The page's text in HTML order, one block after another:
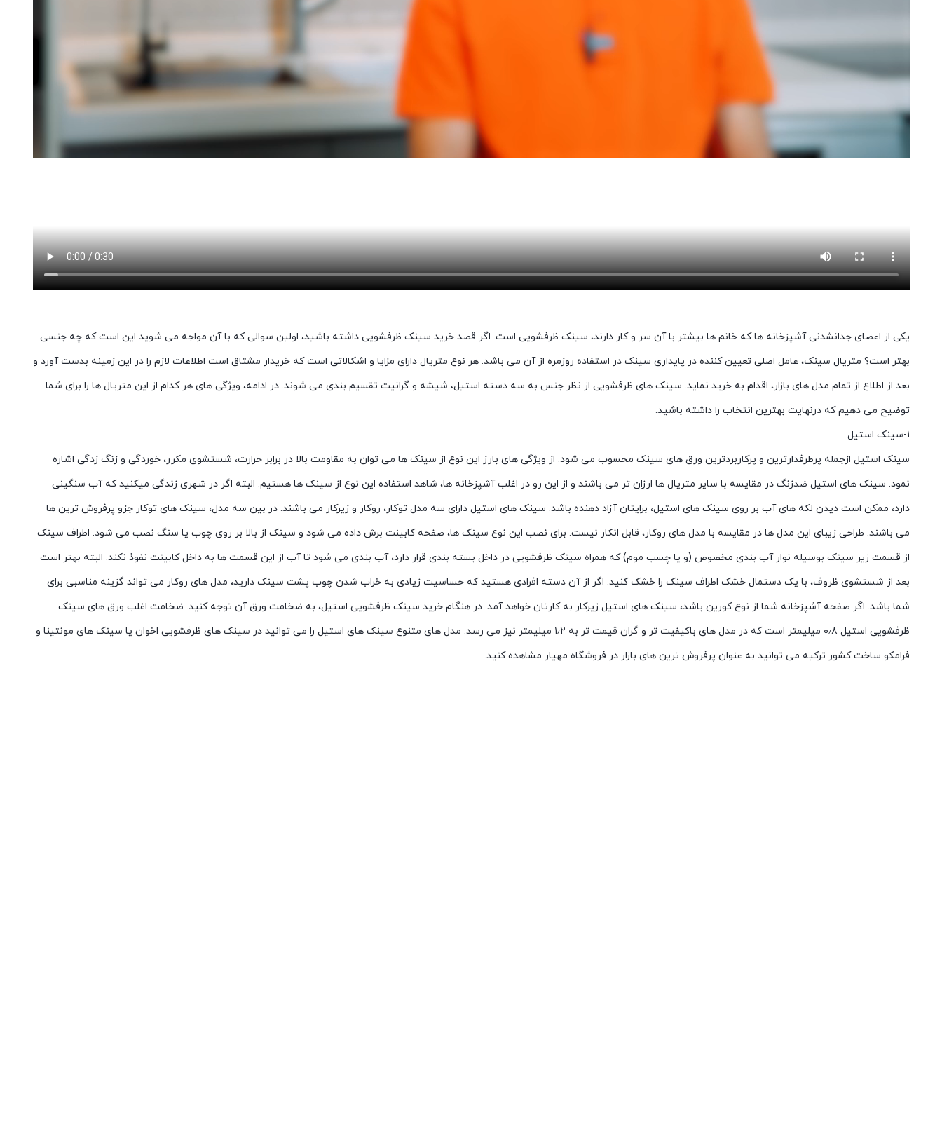
یکی از اعضای جدانشدنی آشپزخانه ها که خانم ها بیشتر با آن سر و کار دارند، سینک ظرفشویی است. اگر قصد خرید سینک ظرفشویی داشته باشید، اولین سوالی که با آن مواجه می شوید این است که چه جنسی
بهتر است؟ متریال سینک، عامل اصلی تعیین کننده در پایداری سینک در استفاده روزمره از آن می باشد. هر نوع متریال دارای مزایا و اشکالاتی است که خریدار مشتاق است اطلاعات لازم را در این زمینه بدست آورد و
بعد از اطلاع از تمام مدل های بازار، اقدام به خرید نماید. سینک های ظرفشویی از نظر جنس به سه دسته استیل، شیشه و گرانیت تقسیم بندی می شوند. در ادامه، ویژگی های هر کدام از این متریال ها را برای شما
توضیح می دهیم که درنهایت بهترین انتخاب را داشته باشید.
۱-سینک استیل
سینک استیل ازجمله پرطرفدارترین و پرکاربردترین ورق های سینک محسوب می شود. از ویژگی های بارز این نوع از سینک ها می توان به مقاومت بالا در برابر حرارت، شستشوی مکرر، خوردگی و زنگ زدگی اشاره
نمود. سینک های استیل ضدزنگ در مقایسه با سایر متریال ها ارزان تر می باشند و از این رو در اغلب آشپزخانه ها، شاهد استفاده این نوع از سینک ها هستیم. البته اگر در شهری زندگی میکنید که آب سنگینی
دارد، ممکن است دیدن لکه های آب بر روی سینک های استیل، برایتان آزاد دهنده باشد. سینک های استیل دارای سه مدل توکار، روکار و زیرکار می باشند. در بین سه مدل، سینک های توکار جزو پرفروش ترین ها
می باشند. طراحی زیبای این مدل ها در مقایسه با مدل های روکار، قابل انکار نیست. برای نصب این نوع سینک ها، صفحه کابینت برش داده می شود و سینک از بالا بر روی چوب یا سنگ نصب می شود. اطراف سینک
از قسمت زیر سینک بوسیله نوار آب بندی مخصوص (و یا چسب موم) که همراه سینک ظرفشویی در داخل بسته بندی قرار دارد، آب بندی می شود تا آب از این قسمت ها به داخل کابینت نفوذ نکند. البته بهتر است
بعد از شستشوی ظروف، با یک دستمال خشک اطراف سینک را خشک کنید. اگر از آن دسته افرادی هستید که حساسیت زیادی به خراب شدن چوب پشت سینک دارید، مدل های روکار می تواند گزینه مناسبی برای
شما باشد. اگر صفحه آشپزخانه شما از نوع کورین باشد، سینک های استیل زیرکار به کارتان خواهد آمد. در هنگام خرید سینک ظرفشویی استیل، به ضخامت ورق آن توجه کنید. ضخامت اغلب ورق های سینک
ظرفشویی استیل ۰٫۸ میلیمتر است که در مدل های باکیفیت تر و گران قیمت تر به ۱٫۲ میلیمتر نیز می رسد. مدل های متنوع سینک های استیل را می توانید در سینک های ظرفشویی اخوان یا سینک های مونتینا و
فرامکو ساخت کشور ترکیه می توانید به عنوان پرفروش ترین های بازار در فروشگاه مهیار مشاهده کنید.